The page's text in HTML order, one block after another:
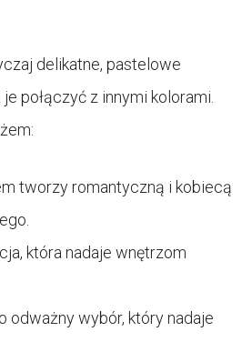
delikatne, pastelowe
połączyć z innymi kolorami.
tworzy romantyczną i kobiecą
która nadaje wnętrzom
odważny wybór, który nadaje